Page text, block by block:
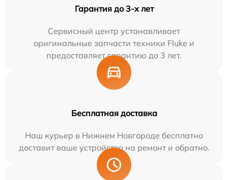
Гарантия до 3-х лет
Сервисный центр устанавливает
оригинальные запчасти техники Fluke и
предоставляет гарантию до 3 лет.
Бесплатная доставка
Наш курьер в Нижнем Новгороде бесплатно
доставит ваше устройство на ремонт и обратно.